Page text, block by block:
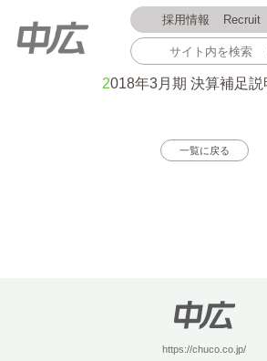
採用情報 Recruit
2018年3月期 決算補足
一覧に戻る
https://chuco.co.jp/